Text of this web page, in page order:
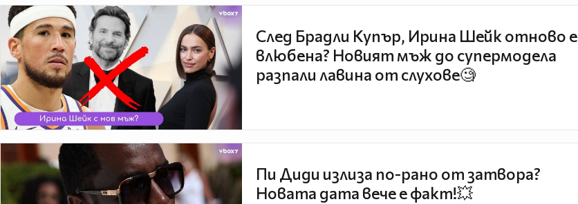
След Брадли Купър, Ирина Шейк отново е
влюбена? Новият мъж до супермодела
разпали лавина от слухове🧐
Пи Диди излиза по-рано от затвора?
Новата дата вече е факт!💥